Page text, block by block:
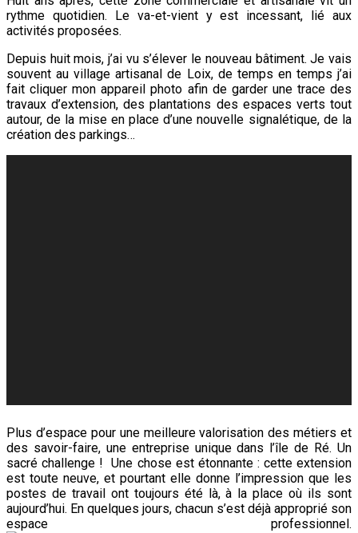
rythme quotidien. Le va-et-vient y est incessant, lié aux
activités proposées.
Depuis huit mois, j’ai vu s’élever le nouveau bâtiment. Je vais
souvent au village artisanal de Loix, de temps en temps j’ai
fait cliquer mon appareil photo afin de garder une trace des
travaux d’extension, des plantations des espaces verts tout
autour, de la mise en place d’une nouvelle signalétique, de la
création des parkings…
Plus d’espace pour une meilleure valorisation des métiers et
des savoir-faire, une entreprise unique dans l’île de Ré. Un
sacré challenge ! Une chose est étonnante : cette extension
est toute neuve, et pourtant elle donne l’impression que les
postes de travail ont toujours été là, à la place où ils sont
aujourd’hui. En quelques jours, chacun s’est déjà approprié son
espace professionnel.